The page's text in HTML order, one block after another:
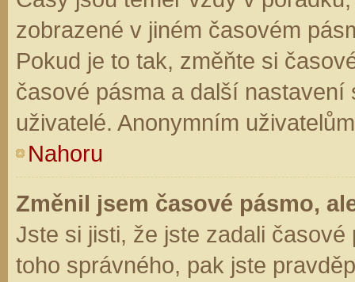
zobrazené v jiném časovém
Pokud je to tak, změňte si
časové pásma a další
uživatelé. Anonymním
Nahoru
Změnil jsem časové pásmo,
Jste si jisti, že jste zadali
toho správného, pak jste